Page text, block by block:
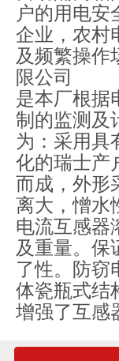
户的用电安
企业，农村
及频繁操作
限公司
是本厂根据
制的监测及
为：采用具
化的瑞士产
而成，外形
离大，憎水
电流互感器
及重量。保
了性。防窃
体瓷瓶式结
增强了互感